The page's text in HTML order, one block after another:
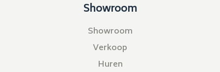
Showroom
Showroom
Verkoop
Huren